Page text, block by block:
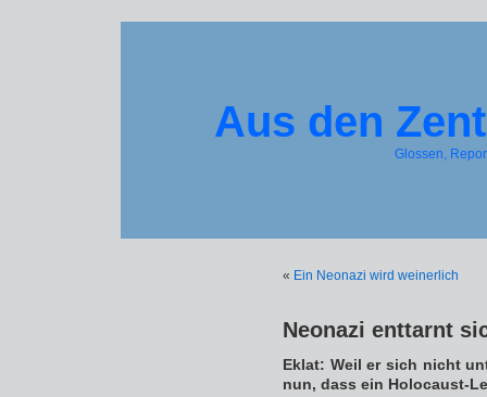
Aus den
Glossen,
« Ein Neonazi wird weinerlich
Neonazi enttarnt
Eklat: Weil er sich nicht
nun, dass ein Holocaust-